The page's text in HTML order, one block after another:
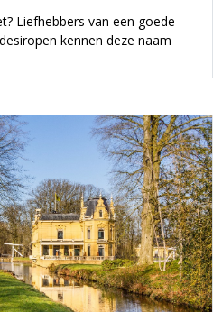
Liefhebbers van een goede
kennen deze naam